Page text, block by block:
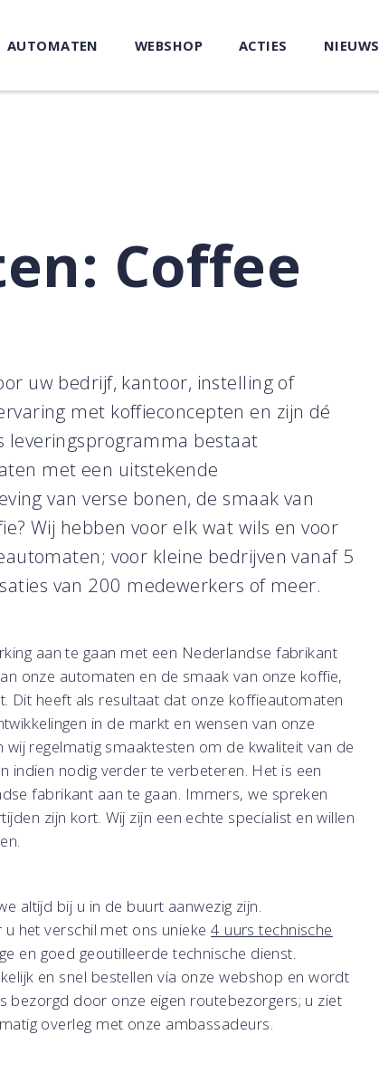
AUTOMATEN WEBSHOP ACTIES NIEUWS
Coffee
uw bedrijf, kantoor, instelling of
met koffieconcepten en zijn dé
leveringsprogramma bestaat
met een uitstekende
van verse bonen, de smaak van
Wij hebben voor elk wat wils en voor
voor kleine bedrijven vanaf 5
van 200 medewerkers of meer.
aan te gaan met een Nederlandse fabrikant
onze automaten en de smaak van onze koffie,
Dit heeft als resultaat dat onze koffieautomaten
in de markt en wensen van onze
regelmatig smaaktesten om de kwaliteit van de
nodig verder te verbeteren. Het is een
fabrikant aan te gaan. Immers, we spreken
zijn kort. Wij zijn een echte specialist en willen
altijd bij u in de buurt aanwezig zijn.
u het verschil met ons unieke4 uurs technische
en goed geoutilleerde technische dienst.
en snel bestellen via onze webshop en wordt
bezorgd door onze eigen routebezorgers; u ziet
overleg met onze ambassadeurs.